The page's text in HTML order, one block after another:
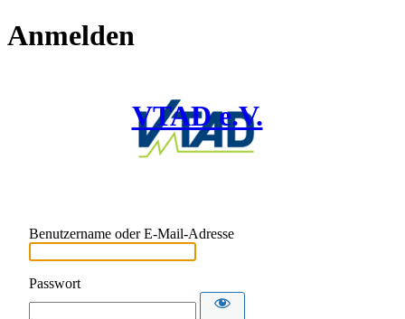
Anmelden
VTAD e.V.
Benutzername oder E-Mail-Adresse
Passwort